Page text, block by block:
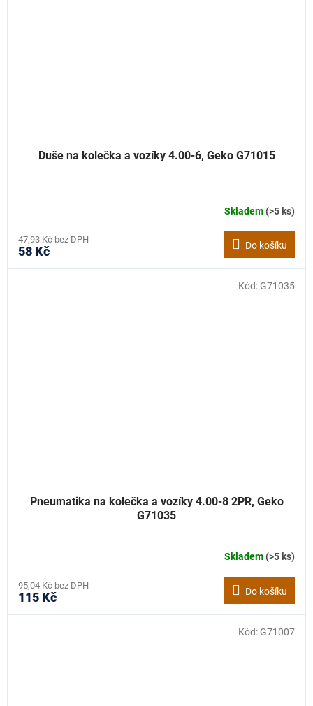
Duše na kolečka a vozíky 4.00-6, Geko G71015
Skladem(>5 ks)
47,93 Kč bez DPH
58 Kč Do košíku
Pneumatika na kolečka a vozíky 4.00-8 2PR, Geko
G71035
Skladem(>5 ks)
95,04 Kč bez DPH
115 Kč Do košíku
Kód: G71035
Kód: G71007